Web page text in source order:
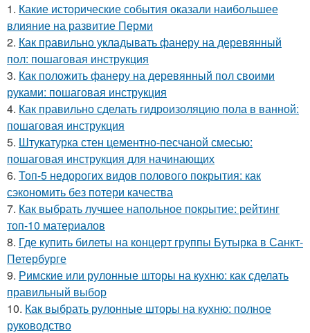
1. Какие исторические события оказали наибольшее
влияние на развитие Перми
2. Как правильно укладывать фанеру на деревянный
пол: пошаговая инструкция
3. Как положить фанеру на деревянный пол своими
руками: пошаговая инструкция
4. Как правильно сделать гидроизоляцию пола в ванной:
пошаговая инструкция
5. Штукатурка стен цементно-песчаной смесью:
пошаговая инструкция для начинающих
6. Топ-5 недорогих видов полового покрытия: как
сэкономить без потери качества
7. Как выбрать лучшее напольное покрытие: рейтинг
топ-10 материалов
8. Где купить билеты на концерт группы Бутырка в Санкт-
Петербурге
9. Римские или рулонные шторы на кухню: как сделать
правильный выбор
10. Как выбрать рулонные шторы на кухню: полное
руководство